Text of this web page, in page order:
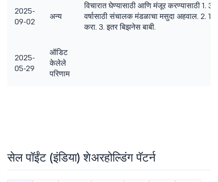
2025-
09-02
अन्य
विचारात घेण्यासाठी आणि मंजूर करण्यासाठी 1.
वर्षासाठी संचालक मंडळाचा मसुदा अहवाल. 2.
करा. 3. इतर बिझनेस बाबी.
2025-
05-29
ऑडिट
केलेले
परिणाम
सेल पॉईंट (इंडिया) शेअरहोल्डिंग पॅटर्न